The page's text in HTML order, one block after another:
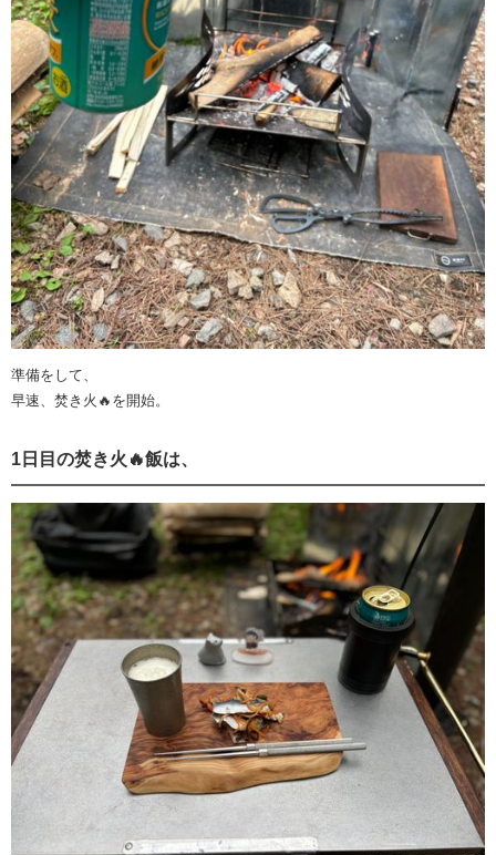
準備をして、
早速、焚き火🔥を開始。
1日目の焚き火🔥飯は、